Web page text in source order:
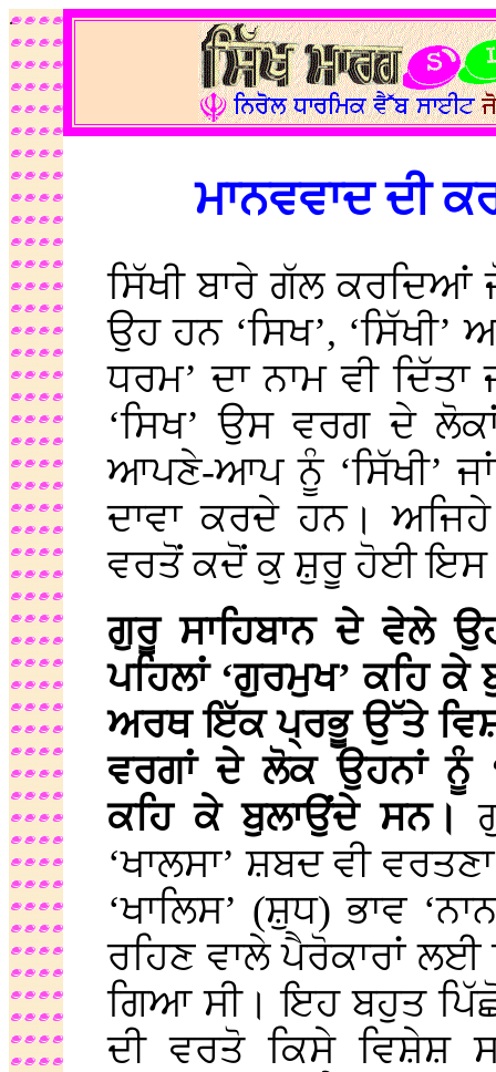
.
ਮਾਨਵਵਾਦ ਦੀ
ਸਿੱਖੀ ਬਾਰੇ ਗੱਲ
ਉਹ ਹਨ ‘ਸਿਖ’, ‘ਸਿੱਖੀ’
ਧਰਮ’ ਦਾ ਨਾਮ ਵੀ
‘ਸਿਖ’ ਉਸ ਵਰਗ ਦੇ
ਆਪਣੇ-ਆਪ ਨੂੰ ‘ਸਿੱਖੀ’
ਦਾਵਾ ਕਰਦੇ ਹਨ।
ਵਰਤੋਂ ਕਦੋਂ ਕੁ ਸ਼ੁਰੂ ਹੋਈ ਇਸ
ਗੁਰੂ ਸਾਹਿਬਾਨ ਦੇ ਵੇਲੇ
ਪਹਿਲਾਂ ‘ਗੁਰਮੁਖ’ ਕਹਿ ਕੇ
ਅਰਥ ਇੱਕ ਪ੍ਰਭੂ ਉੱਤੇ
ਵਰਗਾਂ ਦੇ ਲੋਕ ਉਹਨਾਂ ਨੂੰ
ਕਹਿ ਕੇ ਬੁਲਾਉਂਦੇ ਸਨ।
‘ਖਾਲਸਾ’ ਸ਼ਬਦ ਵੀ
‘ਖਾਲਿਸ’ (ਸ਼ੁਧ) ਭਾਵ
ਰਹਿਣ ਵਾਲੇ ਪੈਰੋਕਾਰਾਂ
ਗਿਆ ਸੀ। ਇਹ ਬਹੁਤ
ਦੀ ਵਰਤੋ ਕਿਸੇ ਵਿਸ਼ੇਸ਼